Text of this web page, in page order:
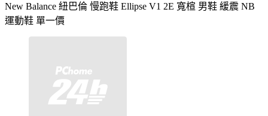
New Balance 紐巴倫 慢跑鞋 Ellipse V1 2E 寬楦 男鞋 緩震 NB
運動鞋 單一價